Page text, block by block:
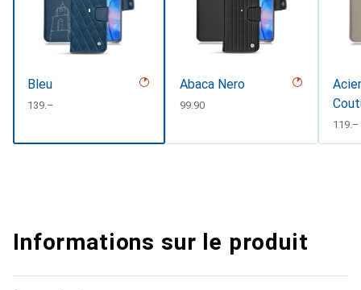
Bleu
CHF
139.–
Abaca Nero
CHF
99.90
CHF
119.–
Informations sur le produit